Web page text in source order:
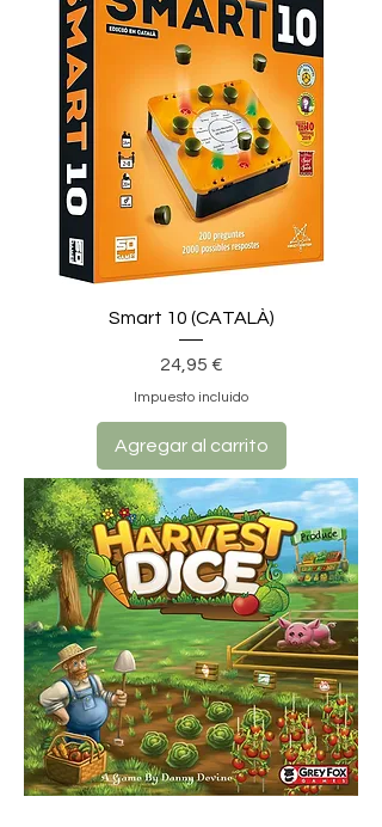
Smart 10 (CATALÀ)
Precio
24,95 €
Impuesto incluido
Agregar al carrito